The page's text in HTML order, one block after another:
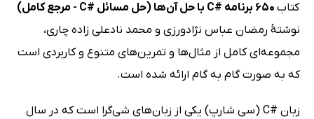
کتاب
نوشتۀ رمضان عباس نژادورزی و محمد نادعلی زاده چاری،
مجموعه‌ای کامل از مثال‌ها و تمرین‌های متنوع و کاربردی است
که به صورت گام به گام ارائه شده است.
زبان #C (سی شارپ) یکی از زبان­‌های شی‌گرا است که در سال­‌